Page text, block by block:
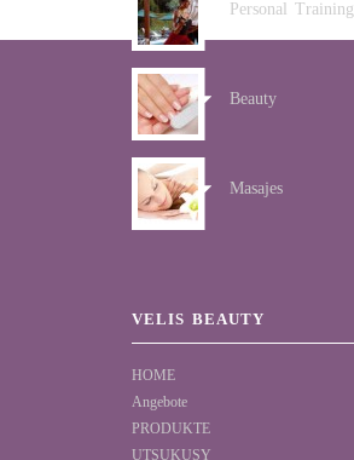
Personal Training
Beauty
Masajes
VELIS BEAUTY
HOME
Angebote
PRODUKTE
UTSUKUSY